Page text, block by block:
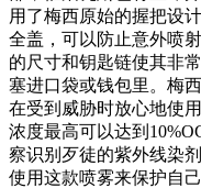
用了梅西原始的握把设
全盖，可以防止意外喷
的尺寸和钥匙链使其非
塞进口袋或钱包里。梅
在受到威胁时放心地使
浓度最高可以达到
察识别歹徒的紫外线染
使用这款喷雾来保护自